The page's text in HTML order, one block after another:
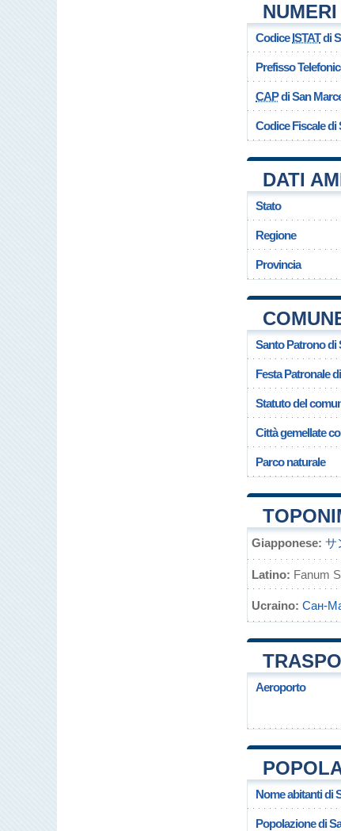
CodiceISTATdi
Prefisso
CAPdi San
Codice Fiscale di
DATI
Stato
Regione
Provincia
Santo Patrono di
Festa Patronale
Statuto del
Città gemellate
Parco naturale
Giapponese: サ
Latino: Fanum
Ucraino: Сан-
Aeroporto
Nome abitanti di
Popolazione di